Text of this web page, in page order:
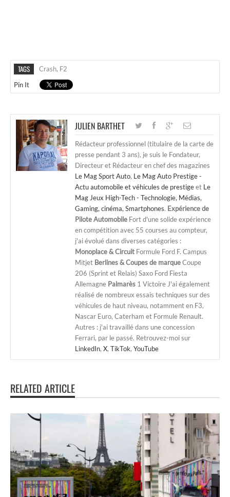
TAGS Crash, F2
Pin It
JULIEN BARTHET
Rédacteur professionnel (titulaire de la carte de
presse pendant 3 ans), je suis le Fondateur,
Directeur et Rédacteur en chef des magazines
Le Mag Sport Auto, Le Mag Auto Prestige -
Actu automobile et véhicules de prestigeet Le
Mag Jeux High-Tech - Technologie, Médias,
Gaming, cinéma, Smartphones. Expérience de
Pilote Automobile Fort d'une solide expérience
en compétition avec 55 courses au compteur,
j'ai évolué dans diverses catégories :
Monoplace & Circuit Formule Ford F. Campus
Mitjet Berlines & Coupes de marqueCoupe
206 (Sprint et Relais) Saxo Ford Fiesta
Allemagne Palmarès 1 Victoire J'ai également
réalisé de nombreux essais techniques sur des
véhicules de haut niveau, notamment en F3,
Nascar Euro, Caterham et Formule Renault.
Autres : j'ai travaillé dans une concession
Ferrari, par le passé. Retrouvez-moi sur
LinkedIn, X, TikTok, YouTube
RELATED ARTICLE